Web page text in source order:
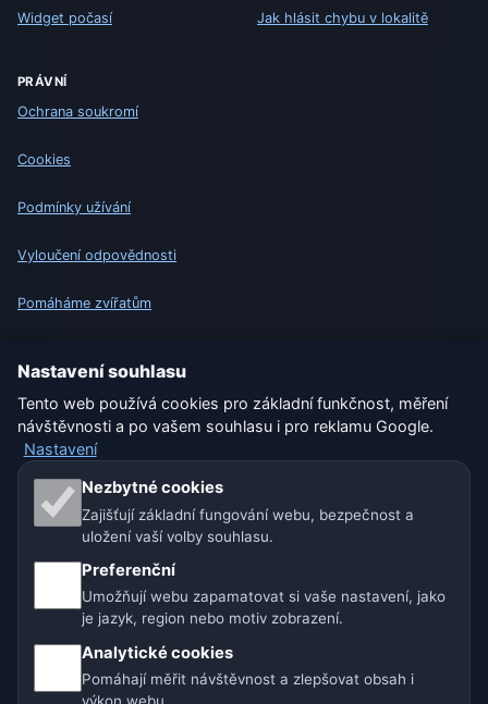
Widget počasí Jak hlásit chybu v lokalitě
PRÁVNÍ
Ochrana soukromí
Cookies
Podmínky užívání
Vyloučení odpovědnosti
Pomáháme zvířatům
Nastavení
Naše weby o počasí:
🇨🇿 Česko 🇭🇷 Chorvatsko 🇧🇬 Bulharsko
🇩🇪🇦🇹🇨🇭 Německo / Rakousko / Švýcarsko
🌎 Latinská Amerika a Španělsko
🇮🇳 Jižní a jihovýchodní Asie
Nastavení souhlasu
Tento web používá cookies pro základní funkčnost, měření
návštěvnosti a po vašem souhlasu i pro reklamu Google.
Nastavení
Nezbytné cookies
Zajišťují základní fungování webu, bezpečnost a
uložení vaší volby souhlasu.
Preferenční
Umožňují webu zapamatovat si vaše nastavení, jako
je jazyk, region nebo motiv zobrazení.
Analytické cookies
Pomáhají měřit návštěvnost a zlepšovat obsah i